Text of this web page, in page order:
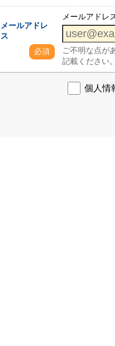
メールアドレ
ス
必須
メールアドレ
ご不明な点が
記載ください。
個人情